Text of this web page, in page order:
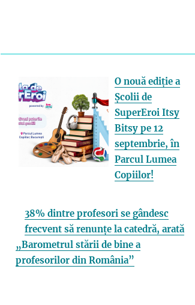
O nouă ediție a
Școlii de
SuperEroi Itsy
Bitsy pe 12
septembrie, în
Parcul Lumea
Copiilor!
38% dintre profesori se gândesc
frecvent să renunțe la catedră, arată
„Barometrul stării de bine a
profesorilor din România”